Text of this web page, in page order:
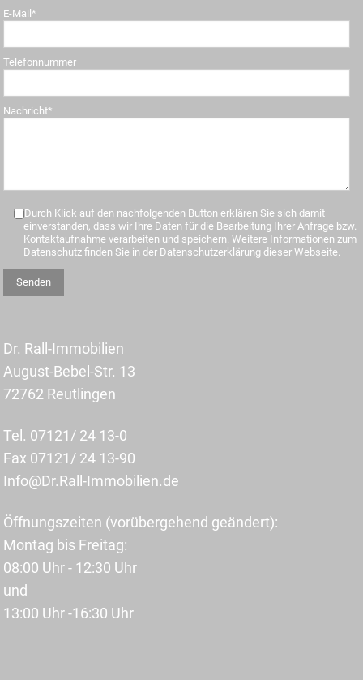
E-Mail*
Telefonnummer
Nachricht*
Durch Klick auf den nachfolgenden Button erklären Sie sich damit
einverstanden, dass wir Ihre Daten für die Bearbeitung Ihrer Anfrage bzw.
Kontaktaufnahme verarbeiten und speichern. Weitere Informationen zum
Datenschutz finden Sie in der Datenschutzerklärung dieser Webseite.
Dr. Rall-Immobilien
August-Bebel-Str. 13
72762 Reutlingen
Tel. 07121/ 24 13-0
Fax 07121/ 24 13-90
Info@Dr.Rall-Immobilien.de
Öffnungszeiten (vorübergehend geändert):
Montag bis Freitag:
08:00 Uhr - 12:30 Uhr
und
13:00 Uhr -16:30 Uhr